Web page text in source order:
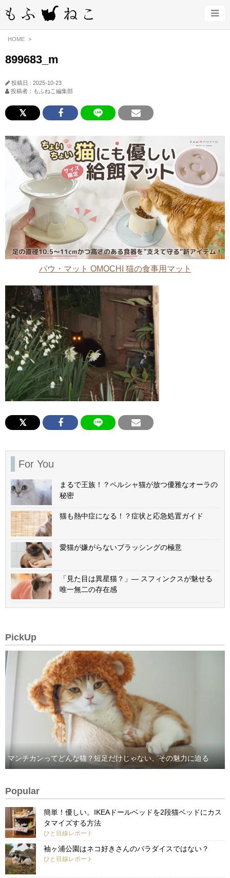
HOME
899683_m
投稿日 : 2025-10-23
投稿者：もふねこ編集部
パウ・マット OMOCHI 猫の食事用マット
For You
まるで王族！？ペルシャ猫が放つ優雅なオーラの
秘密
猫も熱中症になる！？症状と応急処置ガイド
愛猫が嫌がらないブラッシングの極意
「見た目は異星猫？」— スフィンクスが魅せる
唯一無二の存在感
PickUp
マンチカンってどんな猫？短足だけじゃない、その魅力に迫る
Popular
簡単！優しい。IKEAドールベッドを2段猫ベッドにカス
タマイズする方法
ひと目線レポート
袖ヶ浦公園はネコ好きさんのパラダイスではない？
ひと目線レポート